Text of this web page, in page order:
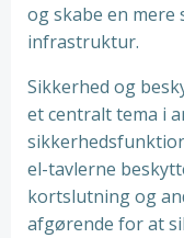
og skabe en
infrastruktur.
Sikkerhed og
et centralt tema i
el-tavlerne
kortslutning og
afgørende for at